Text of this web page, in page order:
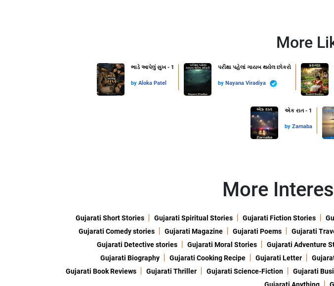
More
ભાડે આપેલું સુખ - 1
by Aloka Patel
પરીક્ષા પહેલાં ગાયબ થયેલ છોકરો
by Nayana Viradiya
એક રાત - 1
by Zarnaba
More
Gujarati Short Stories Gujarati Spiritual Stories Gujarati Fiction Stories
Gujarati Comedy stories
Gujarati Magazine Gujarati Poems Gujarati
Gujarati Detective stories
Gujarati Moral Stories Gujarati Adventure
Gujarati Biography
Gujarati Cooking Recipe Gujarati Letter
Gujarati Book Reviews
Gujarati Thriller Gujarati Science-Fiction Gujarati